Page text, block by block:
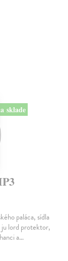
sklade
paláca, sídla
ju lord protektor,
a…